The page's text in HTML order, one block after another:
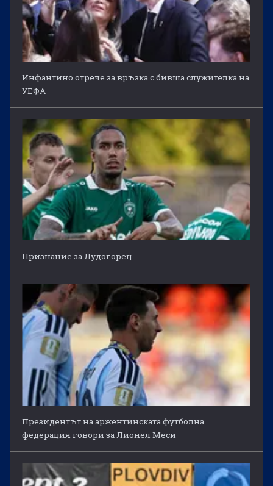
Инфантино отрече за връзка с бивша служителка на
УЕФА
Признание за Лудогорец
Президентът на аржентинската футболна
федерация говори за Лионел Меси